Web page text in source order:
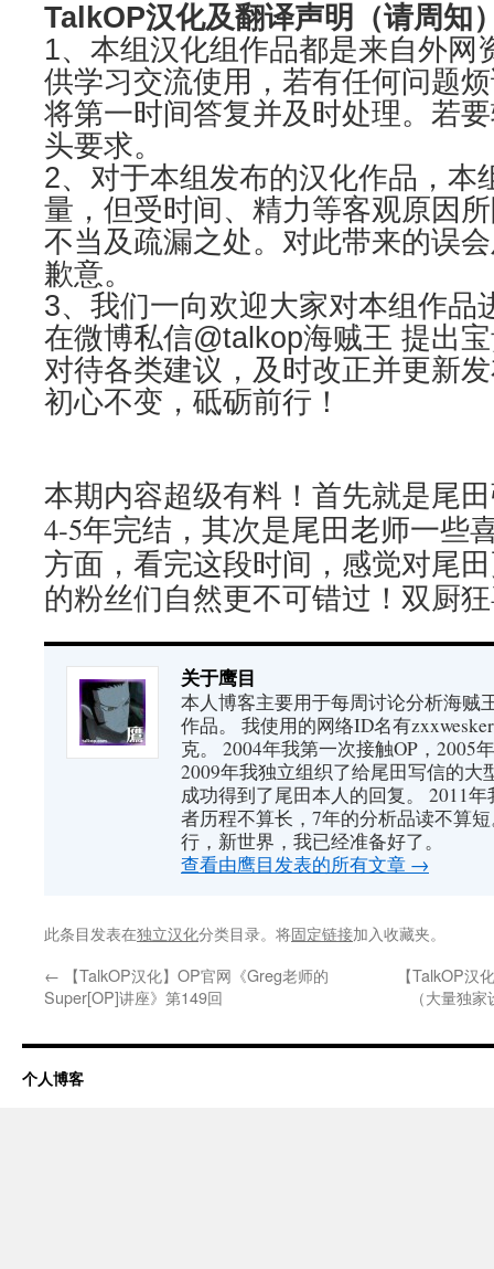
TalkOP汉化及翻译声明（请周知
1、本组汉化组作品都是来自外网
供学习交流使用，若有任何问题
将第一时间答复并及时处理。若
头要求。
2、对于本组发布的汉化作品，本
量，但受时间、精力等客观原因
不当及疏漏之处。对此带来的误
歉意。
3、我们一向欢迎大家对本组作品
在微博私信@talkop海贼王 提出
对待各类建议，及时改正并更新
初心不变，砥砺前行！
本期内容超级有料！首先就是尾
4-5年完结，其次是尾田老师一些
方面，看完这段时间，感觉对尾
的粉丝们自然更不可错过！双厨
关于鹰目
本人博客主要用于每周讨论分析海贼
作品。 我使用的网络ID名有
克。 2004年我第一次接触OP，2005
2009年我独立组织了给尾田写信的大
成功得到了尾田本人的回复。 2011
者历程不算长，7年的分析品读不算
行，新世界，我已经准备好了。
查看由鹰目发表的所有文章 →
此条目发表在独立汉化分类目录。将固定链接加入收藏夹。
← 【TalkOP汉化】OP官网《Greg老师的
Super[OP]讲座》第149回
【TalkOP汉
（大量独
个人博客